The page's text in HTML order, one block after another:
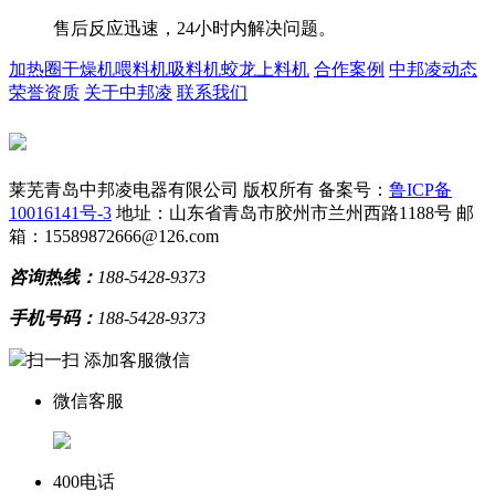
售后反应迅速，24小时内解决问题。
加热圈干燥机喂料机吸料机蛟龙上料机 合作案例 中邦凌动态
荣誉资质 关于中邦凌 联系我们
莱芜青岛中邦凌电器有限公司 版权所有 备案号： 鲁ICP备
10016141号-3 地址：山东省青岛市胶州市兰州西路1188号 邮
箱：15589872666@126.com
咨询热线： 188-5428-9373
手机号码： 188-5428-9373
扫一扫 添加客服微信
微信客服
400电话